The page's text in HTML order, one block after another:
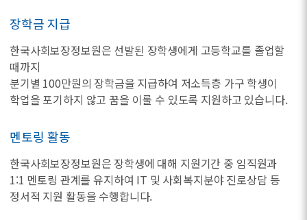
장학금 지급
한국사회보장정보원은 선발된 장학생에게 고등학교를 졸업할
때까지
분기별 100만원의 장학금을 지급하여 저소득층 가구 학생이
학업을 포기하지 않고 꿈을 이룰 수 있도록 지원하고 있습니다.
멘토링 활동
한국사회보장정보원은 장학생에 대해 지원기간 중 임직원과
1:1 멘토링 관계를 유지하여 IT 및 사회복지분야 진로상담 등
정서적 지원 활동을 수행합니다.